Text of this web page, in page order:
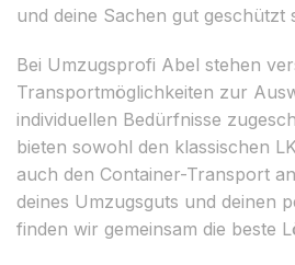
und deine Sachen gut geschützt
Bei Umzugsprofi Abel stehen
Transportmöglichkeiten zur
individuellen Bedürfnisse
bieten sowohl den klassischen
auch den Container-Transport
deines Umzugsguts und deinen
finden wir gemeinsam die beste